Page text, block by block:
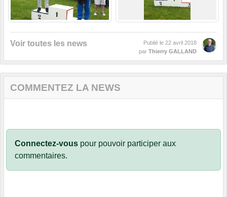
Voir toutes les news Publié le 22 avril 2018
par Thierry GALLAND
COMMENTEZ LA NEWS
Connectez-vous pour pouvoir participer aux
commentaires.